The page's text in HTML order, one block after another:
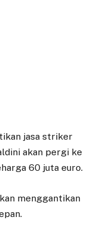
jasa striker
akan pergi ke
60 juta euro.
menggantikan